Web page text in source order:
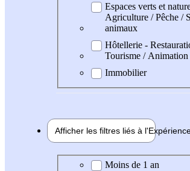
Espaces verts et
Agriculture / Pêche /
animaux
Hôtellerie -
Tourisme / Animation
Immobilier
Afficher les filtres liés à l'
Expérience demandée
Moins de 1 an